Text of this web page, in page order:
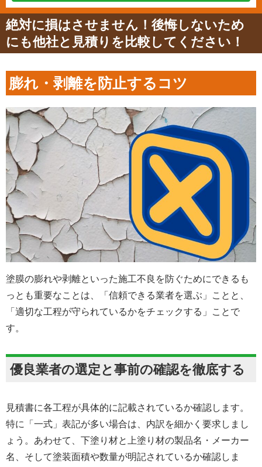
絶対に損はさせません！後悔しないため
にも他社と見積りを比較してください！
膨れ・剥離を防止するコツ
塗膜の膨れや剥離といった施工不良を防ぐためにできるも
っとも重要なことは、「信頼できる業者を選ぶ」ことと、
「適切な工程が守られているかをチェックする」ことで
す。
優良業者の選定と事前の確認を徹底する
見積書に各工程が具体的に記載されているか確認します。
特に「一式」表記が多い場合は、内訳を細かく要求しまし
ょう。あわせて、下塗り材と上塗り材の製品名・メーカー
名、そして塗装面積や数量が明記されているか確認しま